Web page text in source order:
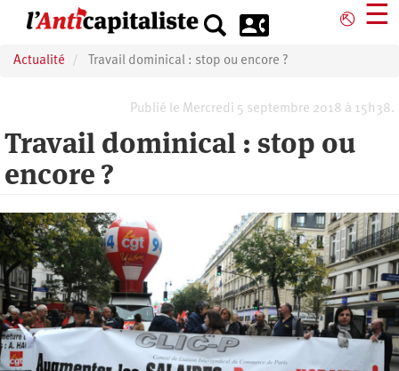
principal
⎋ ☰
Actualité Travail dominical : stop ou encore ?
Publié le Mercredi 5 septembre 2018 à 15h38.
Travail dominical : stop ou
encore ?